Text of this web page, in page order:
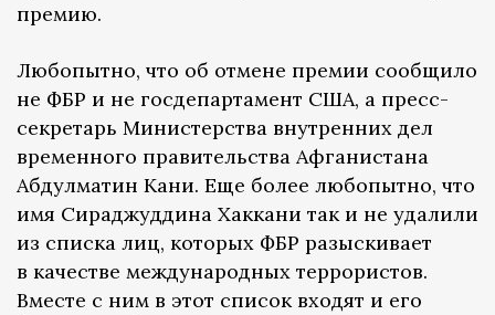
премию.
Любопытно, что об отмене премии сообщило
не ФБР и не госдепартамент США, а пресс-
секретарь Министерства внутренних дел
временного правительства Афганистана
Абдулматин Кани. Еще более любопытно, что
имя Сираджуддина Хаккани так и не удалили
из списка лиц, которых ФБР разыскивает
в качестве международных террористов.
Вместе с ним в этот список входят и его